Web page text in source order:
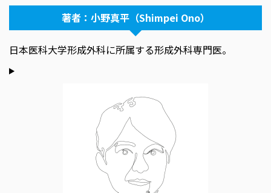
著者：小野真平（Shimpei Ono）
日本医科大学形成外科に所属する形成外科専門医。